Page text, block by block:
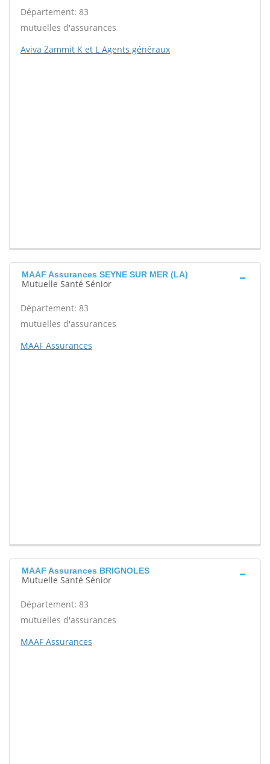
Département: 83
mutuelles d'assurances
Aviva Zammit K et L Agents généraux
MAAF Assurances SEYNE SUR MER (LA)
Mutuelle Santé Sénior
Département: 83
mutuelles d'assurances
MAAF Assurances
MAAF Assurances BRIGNOLES
Mutuelle Santé Sénior
Département: 83
mutuelles d'assurances
MAAF Assurances